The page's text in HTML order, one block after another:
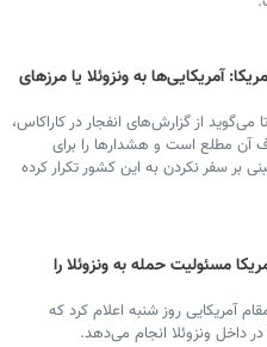
آمریکایی‌ها به ونزوئلا یا مرزهای
می‌گوید از گزارش‌های انفجار در کاراکاس،
آن مطلع است و هشدارها را برای
بر سفر نکردن به این کشور تکرار کرده
مسئولیت حمله به ونزوئلا را
آمریکایی روز شنبه اعلام کرد که
داخل ونزوئلا انجام می‌دهد.